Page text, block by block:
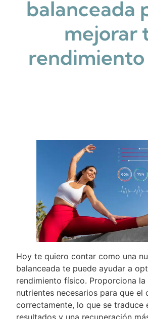
balanceada
mejorar
Hoy te quiero contar como una
balanceada te puede ayudar a
rendimiento físico. Proporciona
nutrientes necesarios para que el
correctamente, lo que se traduce